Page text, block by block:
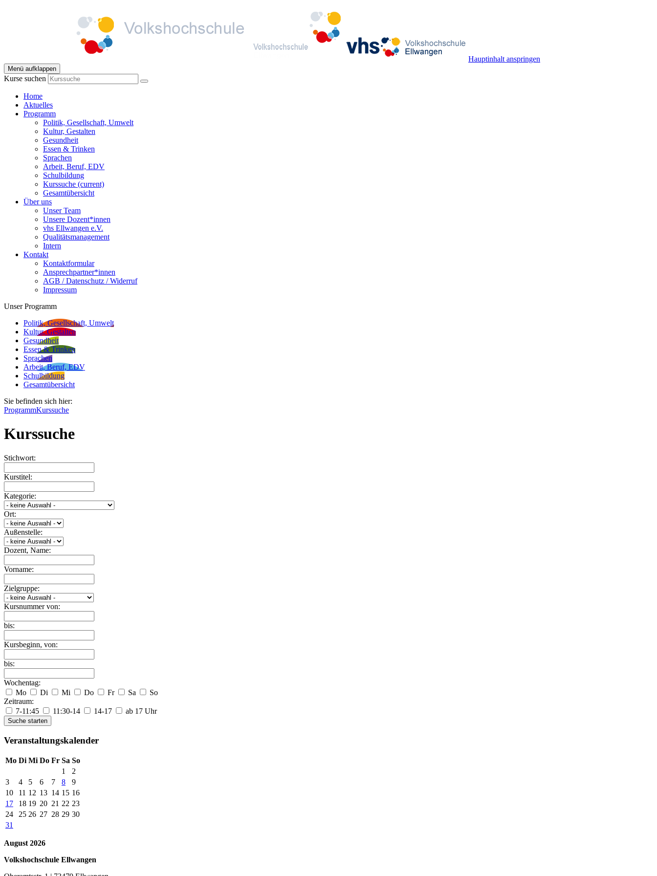
Hauptinhalt anspringen
Menü aufklappen
Kurse suchen
Home
Aktuelles
Programm
Politik, Gesellschaft, Umwelt
Kultur, Gestalten
Gesundheit
Essen & Trinken
Sprachen
Arbeit, Beruf, EDV
Schulbildung
Kurssuche (current)
Gesamtübersicht
Über uns
Unser Team
Unsere Dozent*innen
vhs Ellwangen e.V.
Qualitätsmanagement
Intern
Kontakt
Kontaktformular
Ansprechpartner*innen
AGB / Datenschutz / Widerruf
Impressum
Unser Programm
Politik, Gesellschaft, Umwelt
Kultur, Gestalten
Gesundheit
Essen & Trinken
Sprachen
Arbeit, Beruf, EDV
Schulbildung
Gesamtübersicht
Sie befinden sich hier:
ProgrammKurssuche
Kurssuche
Stichwort:
Kurstitel:
Kategorie:
Ort:
Außenstelle:
Dozent, Name:
Vorname:
Zielgruppe:
Kursnummer von:
bis:
Kursbeginn, von:
bis:
Wochentag:
Mo
Di Mi Do Fr Sa
So
Zeitraum:
7-11:45
11:30-14 14-17 ab 17 Uhr
Suche starten
Veranstaltungskalender
Mo Di Mi Do Fr Sa So
1
2
3
4 5 6 7 8
9
10
11 12 13 14 15 16
17
18 19 20 21 22 23
24
25 26 27 28 29 30
31
August 2026
Volkshochschule Ellwangen